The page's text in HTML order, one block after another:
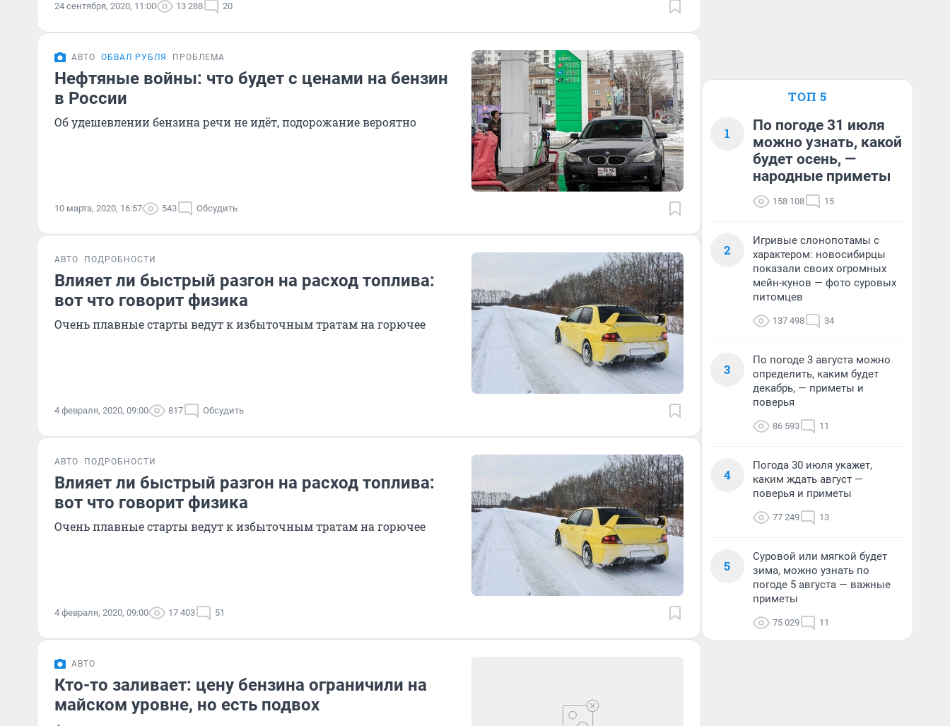
24 сентября, 2020, 11:00 13 288 20
АВТО ОБВАЛ РУБЛЯ ПРОБЛЕМА
Нефтяные войны: что будет с ценами на бензин
в России
Об удешевлении бензина речи не идёт, подорожание вероятно
10 марта, 2020, 16:57 543 Обсудить
АВТО ПОДРОБНОСТИ
Влияет ли быстрый разгон на расход топлива:
вот что говорит физика
Очень плавные старты ведут к избыточным тратам на горючее
4 февраля, 2020, 09:00 817 Обсудить
АВТО ПОДРОБНОСТИ
Влияет ли быстрый разгон на расход топлива:
вот что говорит физика
Очень плавные старты ведут к избыточным тратам на горючее
4 февраля, 2020, 09:00 17 403 51
АВТО
Кто-то заливает: цену бензина ограничили на
майском уровне, но есть подвох
ТОП 5
1
По погоде 31 июля
можно узнать, какой
будет осень, —
народные приметы
158 108 15
2
Игривые слонопотамы с
характером: новосибирцы
показали своих огромных
мейн-кунов — фото суровых
питомцев
137 498 34
3
По погоде 3 августа можно
определить, каким будет
декабрь, — приметы и
поверья
86 593 11
4
Погода 30 июля укажет,
каким ждать август —
поверья и приметы
77 249 13
5
Суровой или мягкой будет
зима, можно узнать по
погоде 5 августа — важные
приметы
75 029 11